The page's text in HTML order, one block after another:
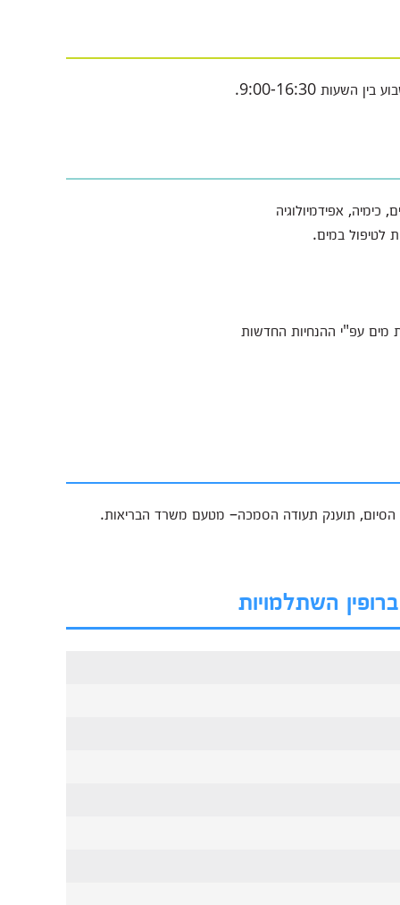
כימיה, אפידמיולוגיה
לטיפול במים.
מים עפ"י ההנחיות החדשות
הסיום, תוענק תעודה הסמכה– מטעם משרד הבריאות.
השתלמויות